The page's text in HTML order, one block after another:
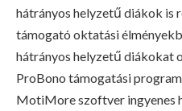
hátrányos helyzetű diákok is
támogató oktatási
hátrányos helyzetű diákokat
ProBono támogatási
MotiMore szoftver ingyenes